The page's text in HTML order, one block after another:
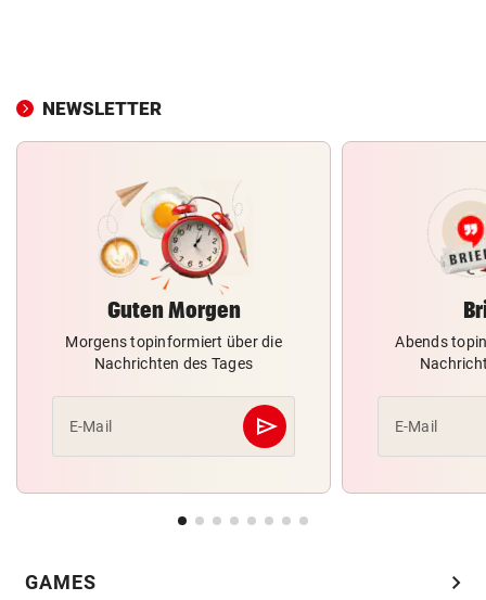
NEWSLETTER
Guten Morgen
Morgens topinformiert über die
Nachrichten des Tages
E-Mail send
Abschicken
Abends
E-Mail
GAMES chevron_right